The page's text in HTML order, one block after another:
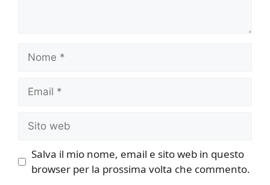
Nome
Email
Sito
web
Salva il mio nome, email e sito web in questo
browser per la prossima volta che commento.